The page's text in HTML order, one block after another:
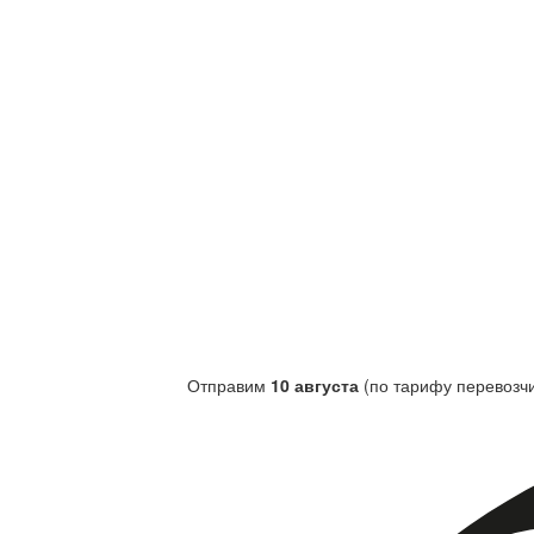
Отправим 10 августа (по тарифу